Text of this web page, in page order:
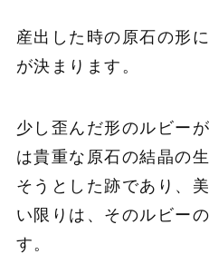
産出した時の原石の形
が決まります。
少し歪んだ形のルビー
は貴重な原石の結晶の
そうとした跡であり、
い限りは、そのルビー
す。